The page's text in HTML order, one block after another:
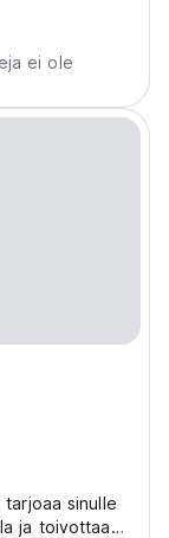
ei ole
sinulle
ja toivottaa